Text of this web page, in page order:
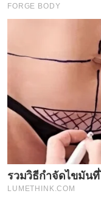
FORGE BODY
รวมวิธีกำจัดไขมัน
LUMETHINK.COM